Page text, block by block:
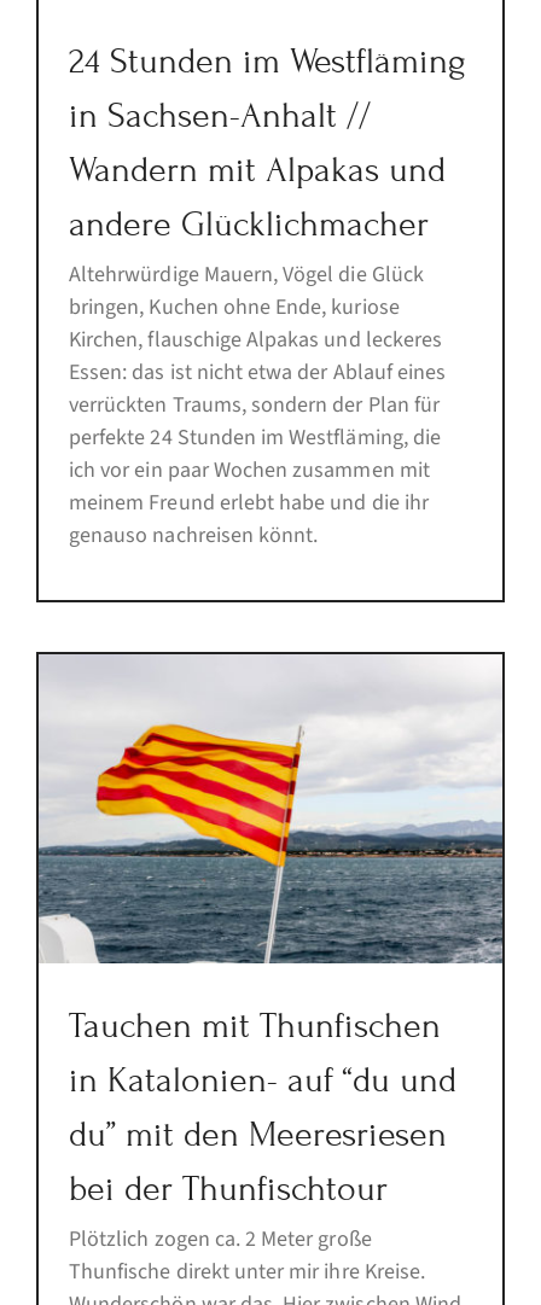
24 Stunden im Westfläming
in Sachsen-Anhalt //
Wandern mit Alpakas und
andere Glücklichmacher
Altehrwürdige Mauern, Vögel die Glück
bringen, Kuchen ohne Ende, kuriose
Kirchen, flauschige Alpakas und leckeres
Essen: das ist nicht etwa der Ablauf eines
verrückten Traums, sondern der Plan für
perfekte 24 Stunden im Westfläming, die
ich vor ein paar Wochen zusammen mit
meinem Freund erlebt habe und die ihr
genauso nachreisen könnt.
Tauchen mit Thunfischen
in Katalonien- auf “du und
du” mit den Meeresriesen
bei der Thunfischtour
Plötzlich zogen ca. 2 Meter große
Thunfische direkt unter mir ihre Kreise.